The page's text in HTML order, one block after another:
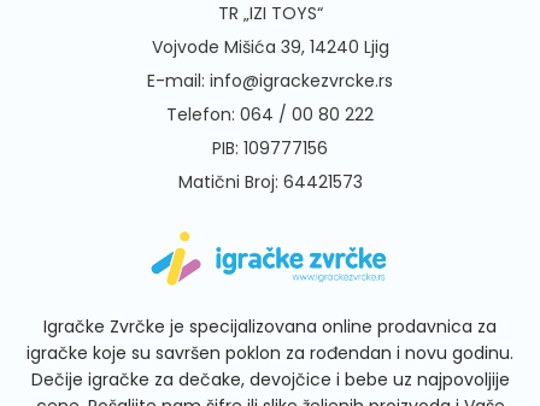
TR „IZI TOYS“
Vojvode Mišića 39, 14240 Ljig
E-mail: info@igrackezvrcke.rs
Telefon: 064 / 00 80 222
PIB: 109777156
Matični Broj: 64421573
Igračke Zvrčke je specijalizovana online prodavnica za
igračke koje su savršen poklon za rođendan i novu godinu.
Dečije igračke za dečake, devojčice i bebe uz najpovoljije